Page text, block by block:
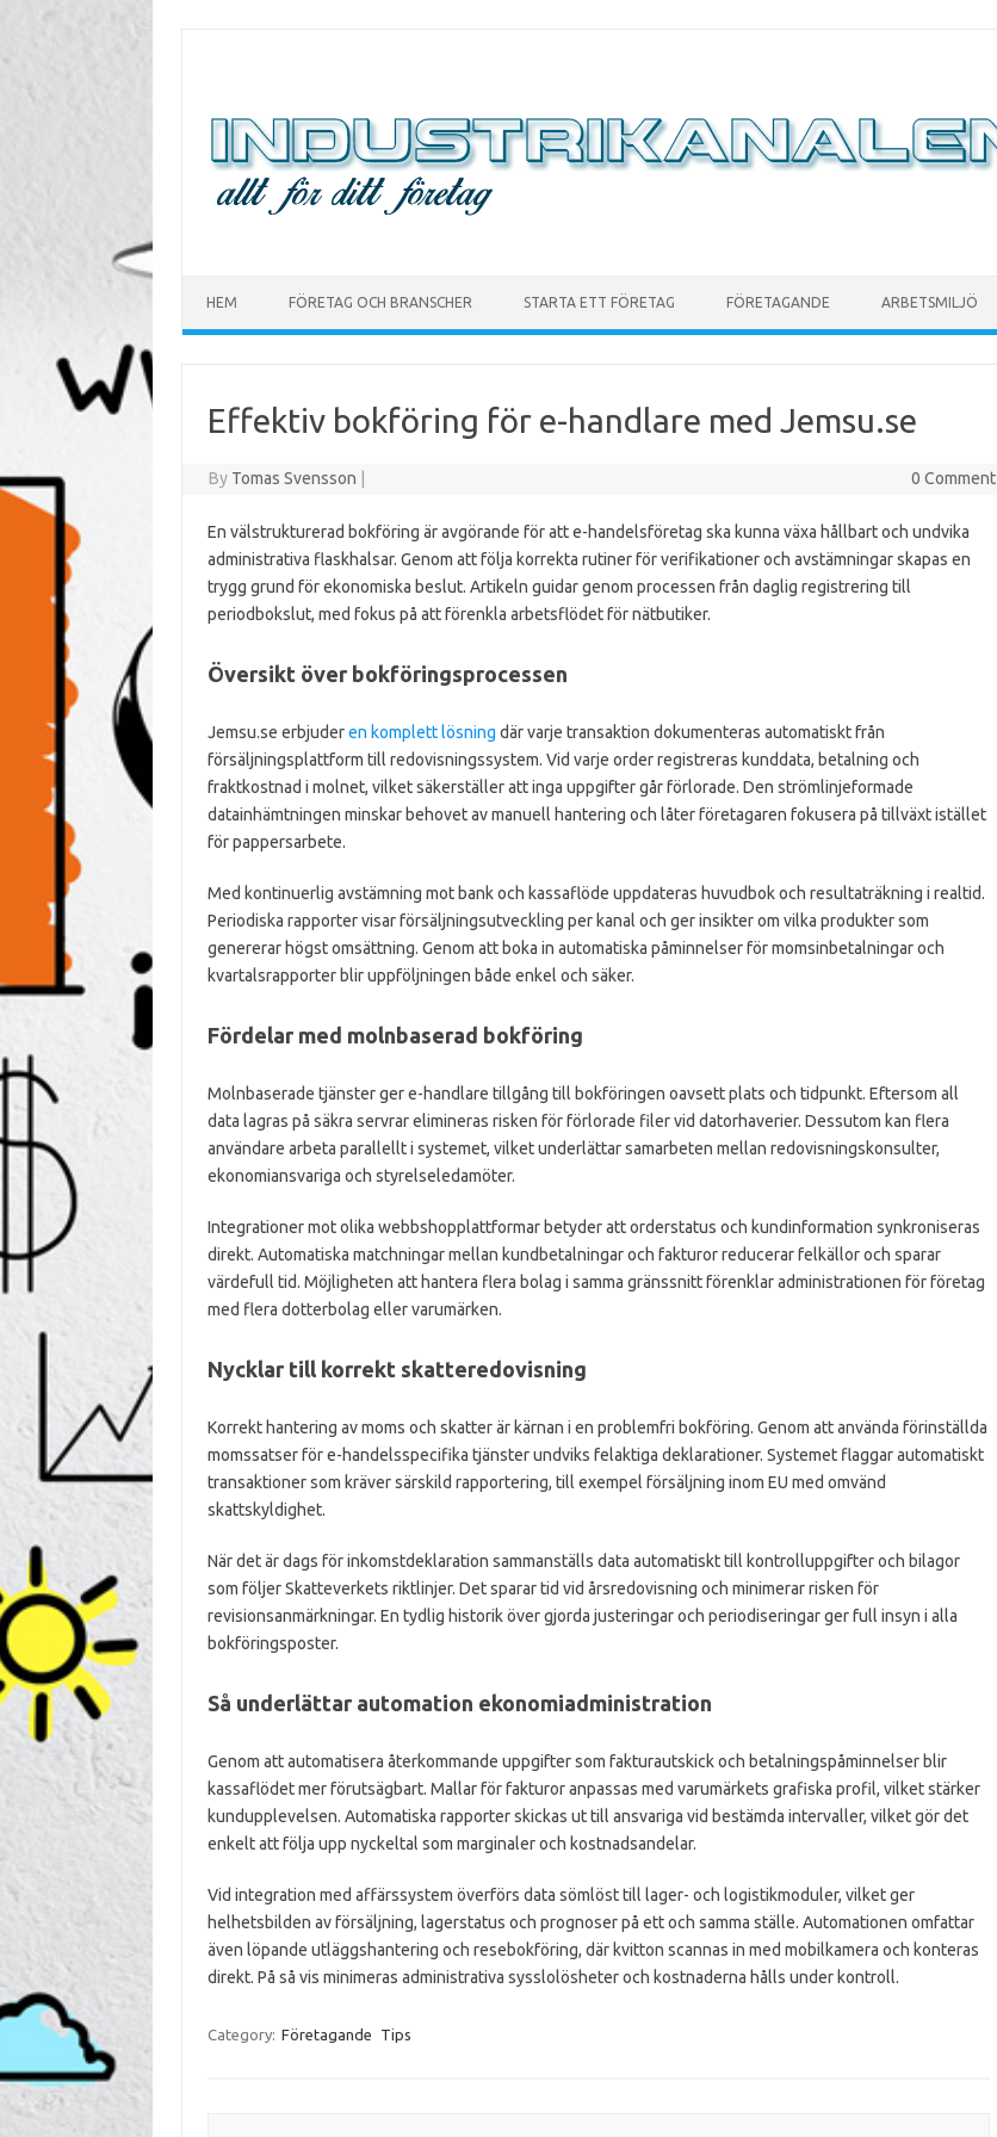
HEM FÖRETAG OCH BRANSCHER STARTA ETT FÖRETAG FÖRETAGANDE ARBETSMILJÖ
Effektiv bokföring för e-handlare med Jemsu.se
By Tomas Svensson 0 Comment
En välstrukturerad bokföring är avgörande för att e-handelsföretag ska kunna växa hållbart och undvika
administrativa flaskhalsar. Genom att följa korrekta rutiner för verifikationer och avstämningar skapas en
trygg grund för ekonomiska beslut. Artikeln guidar genom processen från daglig registrering till
periodbokslut, med fokus på att förenkla arbetsflödet för nätbutiker.
Översikt över bokföringsprocessen
Jemsu.se erbjuderen komplett lösning där varje transaktion dokumenteras automatiskt från
försäljningsplattform till redovisningssystem. Vid varje order registreras kunddata, betalning och
fraktkostnad i molnet, vilket säkerställer att inga uppgifter går förlorade. Den strömlinjeformade
datainhämtningen minskar behovet av manuell hantering och låter företagaren fokusera på tillväxt istället
för pappersarbete.
Med kontinuerlig avstämning mot bank och kassaflöde uppdateras huvudbok och resultaträkning i realtid.
Periodiska rapporter visar försäljningsutveckling per kanal och ger insikter om vilka produkter som
genererar högst omsättning. Genom att boka in automatiska påminnelser för momsinbetalningar och
kvartalsrapporter blir uppföljningen både enkel och säker.
Fördelar med molnbaserad bokföring
Molnbaserade tjänster ger e-handlare tillgång till bokföringen oavsett plats och tidpunkt. Eftersom all
data lagras på säkra servrar elimineras risken för förlorade filer vid datorhaverier. Dessutom kan flera
användare arbeta parallellt i systemet, vilket underlättar samarbeten mellan redovisningskonsulter,
ekonomiansvariga och styrelseledamöter.
Integrationer mot olika webbshopplattformar betyder att orderstatus och kundinformation synkroniseras
direkt. Automatiska matchningar mellan kundbetalningar och fakturor reducerar felkällor och sparar
värdefull tid. Möjligheten att hantera flera bolag i samma gränssnitt förenklar administrationen för företag
med flera dotterbolag eller varumärken.
Nycklar till korrekt skatteredovisning
Korrekt hantering av moms och skatter är kärnan i en problemfri bokföring. Genom att använda förinställda
momssatser för e-handelsspecifika tjänster undviks felaktiga deklarationer. Systemet flaggar automatiskt
transaktioner som kräver särskild rapportering, till exempel försäljning inom EU med omvänd
skattskyldighet.
När det är dags för inkomstdeklaration sammanställs data automatiskt till kontrolluppgifter och bilagor
som följer Skatteverkets riktlinjer. Det sparar tid vid årsredovisning och minimerar risken för
revisionsanmärkningar. En tydlig historik över gjorda justeringar och periodiseringar ger full insyn i alla
bokföringsposter.
Så underlättar automation ekonomiadministration
Genom att automatisera återkommande uppgifter som fakturautskick och betalningspåminnelser blir
kassaflödet mer förutsägbart. Mallar för fakturor anpassas med varumärkets grafiska profil, vilket stärker
kundupplevelsen. Automatiska rapporter skickas ut till ansvariga vid bestämda intervaller, vilket gör det
enkelt att följa upp nyckeltal som marginaler och kostnadsandelar.
Vid integration med affärssystem överförs data sömlöst till lager- och logistikmoduler, vilket ger
helhetsbilden av försäljning, lagerstatus och prognoser på ett och samma ställe. Automationen omfattar
även löpande utläggshantering och resebokföring, där kvitton scannas in med mobilkamera och konteras
direkt. På så vis minimeras administrativa sysslolösheter och kostnaderna hålls under kontroll.
Category: Företagande Tips